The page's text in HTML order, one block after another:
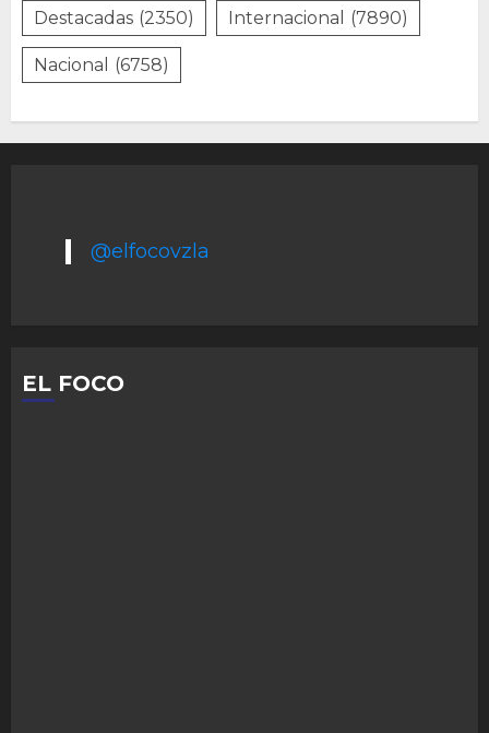
Destacadas (2350) Internacional (7890)
Nacional (6758)
@elfocovzla
EL FOCO